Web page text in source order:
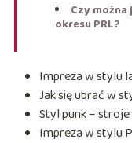
Czy
okresu PRL?
Impreza w stylu
Jak się ubrać w
Styl punk –
Impreza w stylu